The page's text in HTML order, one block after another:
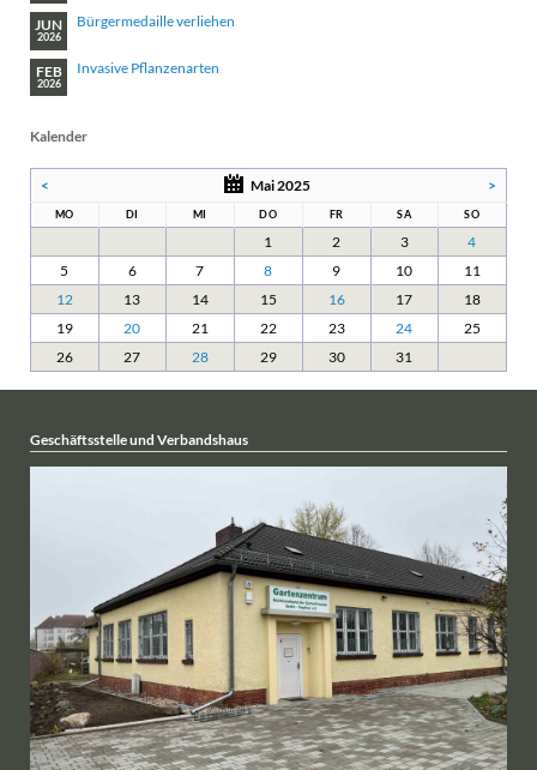
JUN
2026
Bürgermedaille verliehen
FEB
2026
Invasive Pflanzenarten
Kalender
< Mai 2025 >
MO DI MI DO FR SA SO
1 2 3
4
5
6 7 8 9 10
11
12
13 14 15 16 17
18
19
20 21 22 23 24
25
26
27 28 29 30 31
Geschäftsstelle und Verbandshaus